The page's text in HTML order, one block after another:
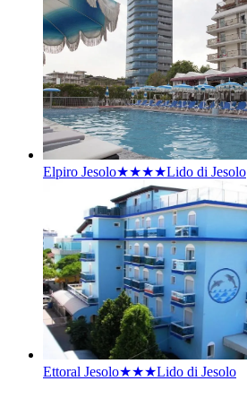
Elpiro Jesolo★★★★Lido di Jesolo
Ettoral Jesolo★★★Lido di Jesolo